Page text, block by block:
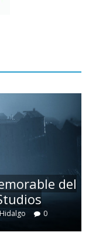
del
0